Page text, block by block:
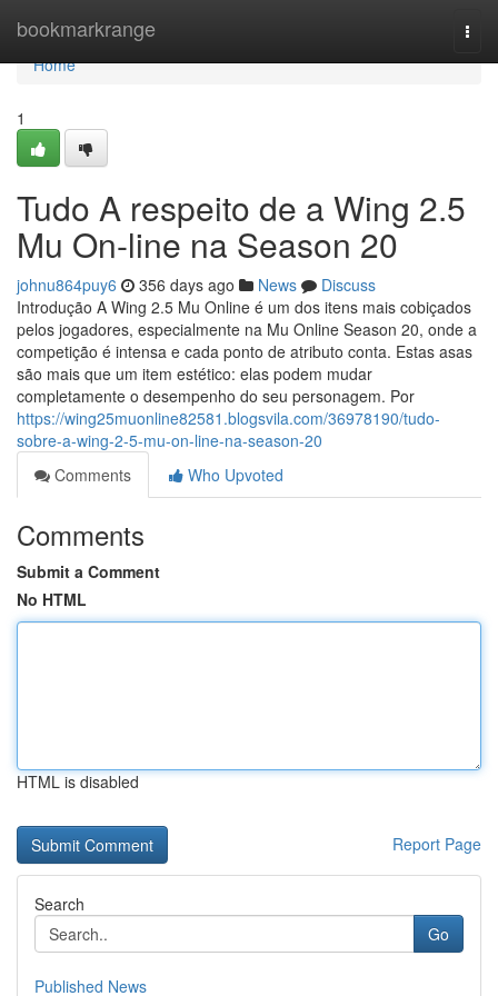
bookmarkrange
Home
Home
1
Tudo A respeito de a Wing 2.5
Mu On-line na Season 20
johnu864puy6 356 days ago News
Discuss
Introdução A Wing 2.5 Mu Online é um dos itens mais cobiçados
pelos jogadores, especialmente na Mu Online Season 20, onde a
competição é intensa e cada ponto de atributo conta. Estas asas
são mais que um item estético: elas podem mudar
completamente o desempenho do seu personagem. Por
https://wing25muonline82581.blogsvila.com/36978190/tudo-
sobre-a-wing-2-5-mu-on-line-na-season-20
Comments
Who Upvoted
Comments
Submit a Comment
No HTML
HTML is disabled
Report Page
Search
Go
Published News